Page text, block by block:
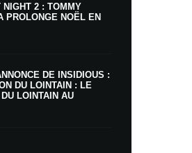
NIGHT 2 : TOMMY
PROLONGE NOËL EN
DE INSIDIOUS :
DU LOINTAIN : LE
DU LOINTAIN AU